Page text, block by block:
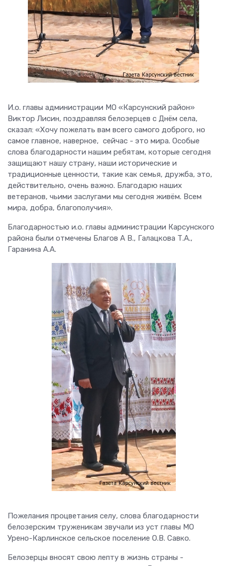
И.о. главы администрации МО «Карсунский район»
Виктор Лисин, поздравляя белозерцев с Днём села,
сказал: «Хочу пожелать вам всего самого доброго, но
самое главное, наверное, сейчас - это мира. Особые
слова благодарности нашим ребятам, которые сегодня
защищают нашу страну, наши исторические и
традиционные ценности, такие как семья, дружба, это,
действительно, очень важно. Благодарю наших
ветеранов, чьими заслугами мы сегодня живём. Всем
мира, добра, благополучия».
Благодарностью и.о. главы администрации Карсунского
района были отмечены Благов А В., Галацкова Т.А.,
Гаранина А.А.
Пожелания процветания селу, слова благодарности
белозерским труженикам звучали из уст главы МО
Урено-Карлинское сельское поселение О.В. Савко.
Белозерцы вносят свою лепту в жизнь страны -